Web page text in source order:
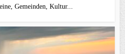
Gemeinden, Kultur...